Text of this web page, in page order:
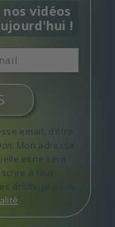
vidéos
!
email, d’être
. Mon adresse
et ne sera
à tout
droits, je peux